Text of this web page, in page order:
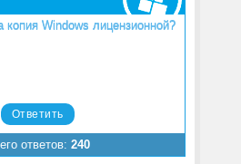
Windows лицензионной?
ответов: 240